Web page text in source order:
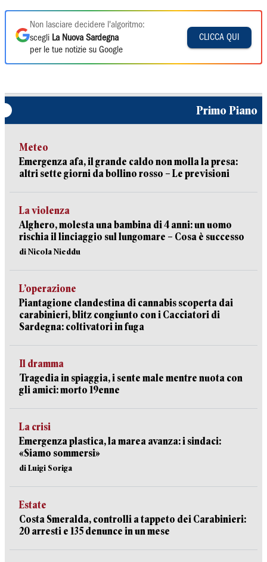
Non lasciare decidere l'algoritmo:
scegli La Nuova Sardegna
per le tue notizie su Google
CLICCA QUI
Primo Piano
Meteo
Emergenza afa, il grande caldo non molla la presa:
altri sette giorni da bollino rosso – Le previsioni
La violenza
Alghero, molesta una bambina di 4 anni: un uomo
rischia il linciaggio sul lungomare – Cosa è successo
di Nicola Nieddu
L’operazione
Piantagione clandestina di cannabis scoperta dai
carabinieri, blitz congiunto con i Cacciatori di
Sardegna: coltivatori in fuga
Il dramma
Tragedia in spiaggia, i sente male mentre nuota con
gli amici: morto 19enne
La crisi
Emergenza plastica, la marea avanza: i sindaci:
«Siamo sommersi»
di Luigi Soriga
Estate
Costa Smeralda, controlli a tappeto dei Carabinieri:
20 arresti e 135 denunce in un mese